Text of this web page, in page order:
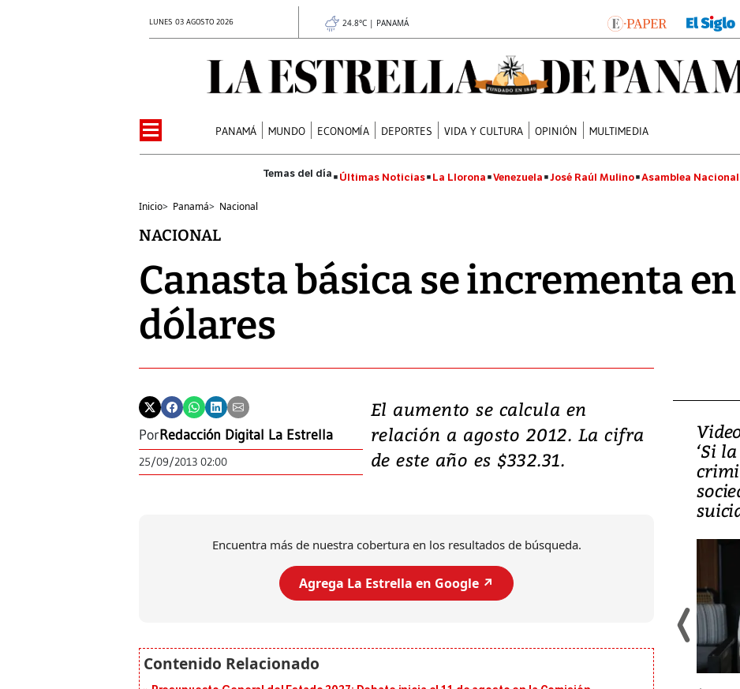
LUNES 03 AGOSTO 2026 24.8°C | PANAMÁ
PANAMÁ MUNDO ECONOMÍA DEPORTES VIDA Y CULTURA OPINIÓN MULTIMEDIA
Últimas Noticias La Llorona Venezuela José Raúl Mulino Asamblea Nacional
Inicio> Panamá> Nacional
NACIONAL
Canasta básica se incrementa en
dólares
PorRedacción Digital La Estrella
25/09/2013 02:00
El aumento se calcula en
relación a agosto 2012. La cifra
de este año es $332.31.
Encuentra más de nuestra cobertura en los resultados de búsqueda.
Agrega La Estrella en Google ↗️
Video, Japón: Terremoto
deja heridos y graves
daños en Kumamoto
Un fuerte terremoto de magnitud
julio en la prefectura de Kumamoto,
‘Si